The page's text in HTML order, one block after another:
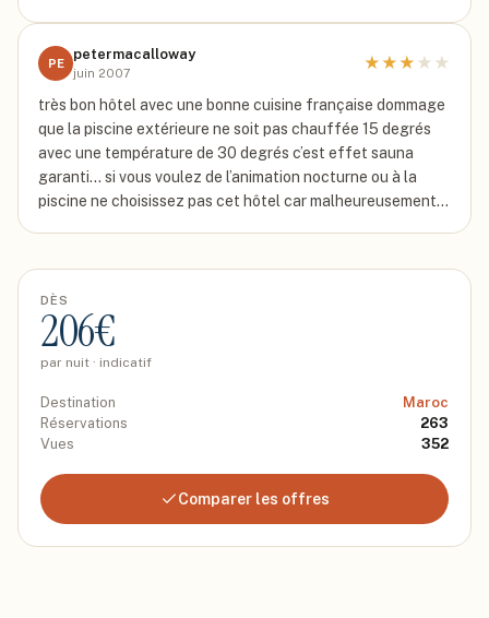
PE
petermacalloway
juin 2007
★★★ ★ ★
très bon hôtel avec une bonne cuisine française dommage
que la piscine extérieure ne soit pas chauffée 15 degrés
avec une température de 30 degrés c’est effet sauna
garanti... si vous voulez de l’animation nocturne ou à la
piscine ne choisissez pas cet hôtel car malheureusement…
DÈS
206€
par nuit · indicatif
Destination
Maroc
Réservations
263
Vues
352
Comparer les offres